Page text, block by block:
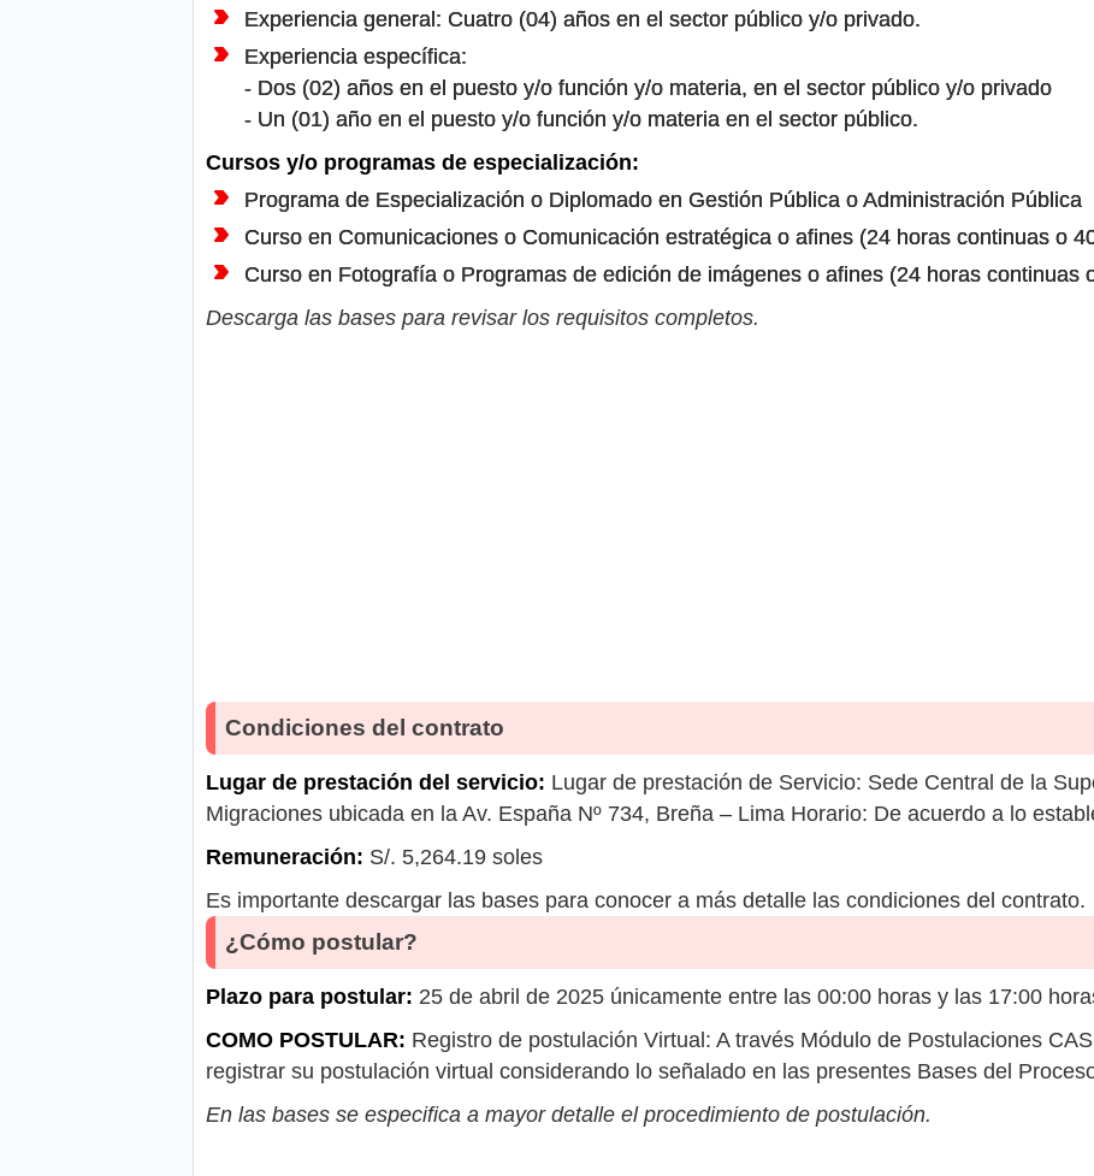
Experiencia general: Cuatro (04) años en el sector público y/o privado.
Experiencia específica:
- Dos (02) años en el puesto y/o función y/o materia, en el sector público y/o privado
- Un (01) año en el puesto y/o función y/o materia en el sector público.
Cursos y/o programas de especialización:
Programa de Especialización o Diplomado en Gestión Pública o Administración Pública
Curso en Comunicaciones o Comunicación estratégica o afines (24 horas continuas o
Curso en Fotografía o Programas de edición de imágenes o afines (24 horas continuas
Descarga las bases para revisar los requisitos completos.
Condiciones del contrato
Lugar de prestación del servicio: Lugar de prestación de Servicio: Sede Central de la
Migraciones ubicada en la Av. España Nº 734, Breña – Lima Horario: De acuerdo a lo
Remuneración: S/. 5,264.19 soles
Es importante descargar las bases para conocer a más detalle las condiciones del contrato.
¿Cómo postular?
Plazo para postular: 25 de abril de 2025 únicamente entre las 00:00 horas y las 17:00
COMO POSTULAR: Registro de postulación Virtual: A través Módulo de Postulaciones
registrar su postulación virtual considerando lo señalado en las presentes Bases del
En las bases se especifica a mayor detalle el procedimiento de postulación.